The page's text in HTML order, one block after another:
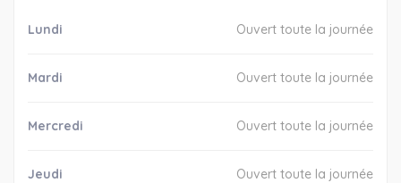
Lundi Ouvert toute la journée
Mardi Ouvert toute la journée
Mercredi Ouvert toute la journée
Jeudi Ouvert toute la journée